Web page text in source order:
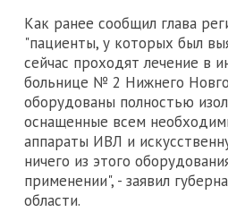
Как ранее сообщил глава
"пациенты, у которых был
сейчас проходят лечение в
больнице № 2 Нижнего
оборудованы полностью
оснащенные всем
аппараты ИВЛ и
ничего из этого
применении", - заявил
области.